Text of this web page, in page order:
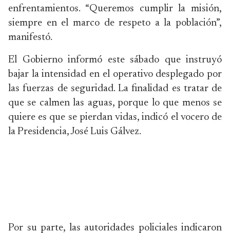
enfrentamientos. “Queremos cumplir la misión,
siempre en el marco de respeto a la población”,
manifestó.
El Gobierno informó este sábado que instruyó
bajar la intensidad en el operativo desplegado por
las fuerzas de seguridad. La finalidad es tratar de
que se calmen las aguas, porque lo que menos se
quiere es que se pierdan vidas, indicó el vocero de
la Presidencia, José Luis Gálvez.
Por su parte, las autoridades policiales indicaron